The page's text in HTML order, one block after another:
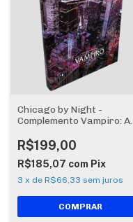
Chicago by Night -
Complemento Vampiro: A
venda)
R$199,00
R$185,07 com Pix
3 x de R$66,33 sem juros